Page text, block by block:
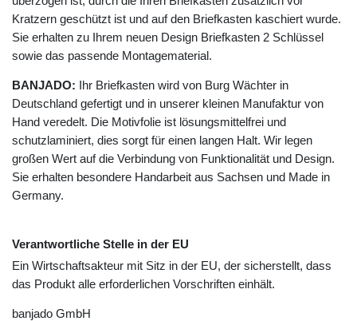
Kratzern geschützt ist und auf den Briefkasten kaschiert wurde.
Sie erhalten zu Ihrem neuen Design Briefkasten 2 Schlüssel
sowie das passende Montagematerial.
BANJADO: Ihr Briefkasten wird von Burg Wächter in
Deutschland gefertigt und in unserer kleinen Manufaktur von
Hand veredelt. Die Motivfolie ist lösungsmittelfrei und
schutzlaminiert, dies sorgt für einen langen Halt. Wir legen
großen Wert auf die Verbindung von Funktionalität und Design.
Sie erhalten besondere Handarbeit aus Sachsen und Made in
Germany.
Verantwortliche Stelle in der EU
Ein Wirtschaftsakteur mit Sitz in der EU, der sicherstellt, dass
das Produkt alle erforderlichen Vorschriften einhält.
banjado GmbH